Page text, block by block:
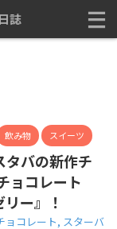
誌
飲み物 スイーツ
タバの新作チ
ョコレート
ー』！
ョコレート, スターバ